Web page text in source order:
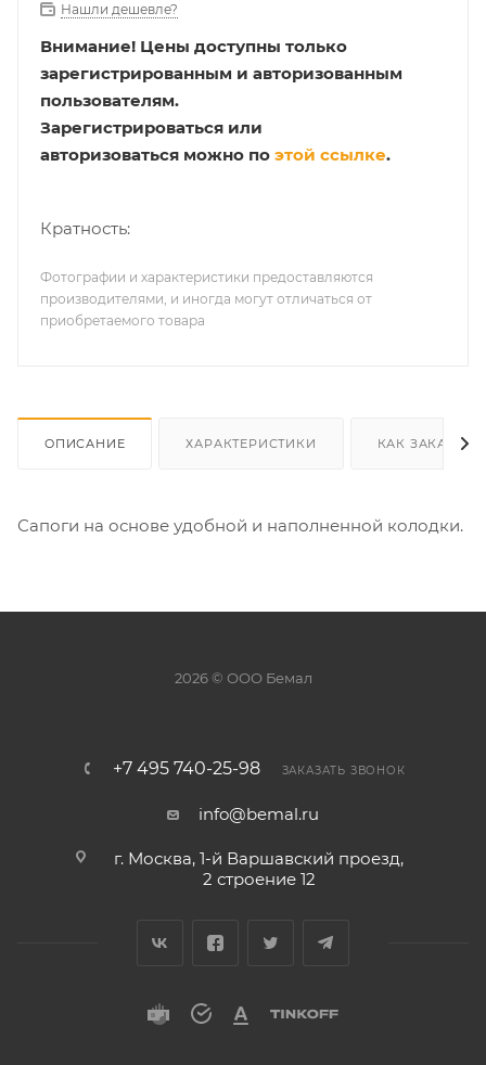
Нашли дешевле?
Внимание! Цены доступны только
зарегистрированным и авторизованным
пользователям.
Зарегистрироваться или
авторизоваться можно по этой ссылке.
Кратность:
Фотографии и характеристики предоставляются
производителями, и иногда могут отличаться от
приобретаемого товара
ОПИСАНИЕ ХАРАКТЕРИСТИКИ КАК ЗАКАЗАТЬ
Сапоги на основе удобной и наполненной колодки.
2026 © ООО Бемал
+7 495 740-25-98 ЗАКАЗАТЬ ЗВОНОК
info@bemal.ru
г. Москва, 1-й Варшавский проезд,
2 строение 12